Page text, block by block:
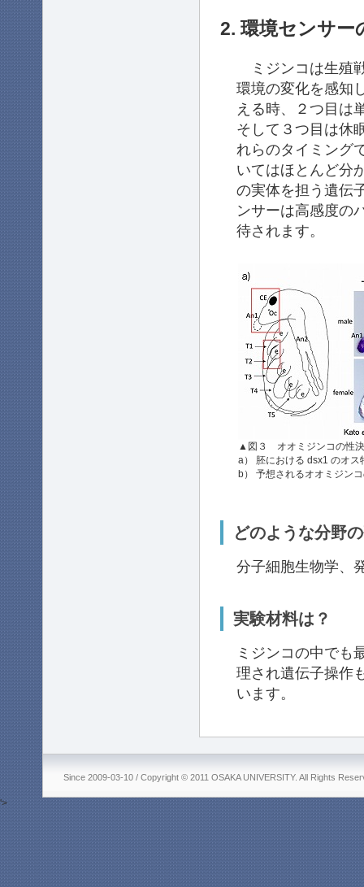
2. 環境センサー
ミジンコは生殖
環境の変化を感知
える時、２つ目は
そして３つ目は休
れらのタイミング
いてはほとんど分
の実体を担う遺伝
ンサーは高感度の
待されます。
▲図３ オオミジンコの性
a） 胚における dsx1 のオ
b） 予想されるオオミジン
どのような分野
分子細胞生物学、
実験材料は？
ミジンコの中でも
理され遺伝子操作
います。
Since 2009-03-10 / Copyright © 2011 OSAKA UNIVERSITY. All Rights
'>